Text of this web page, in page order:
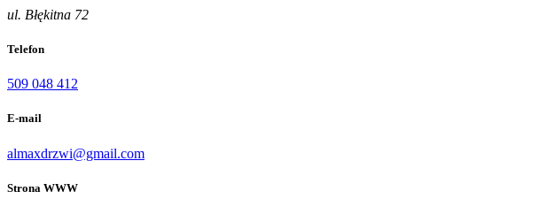
ul. Błękitna 72
Telefon
509 048 412
E-mail
almaxdrzwi@gmail.com
Strona WWW